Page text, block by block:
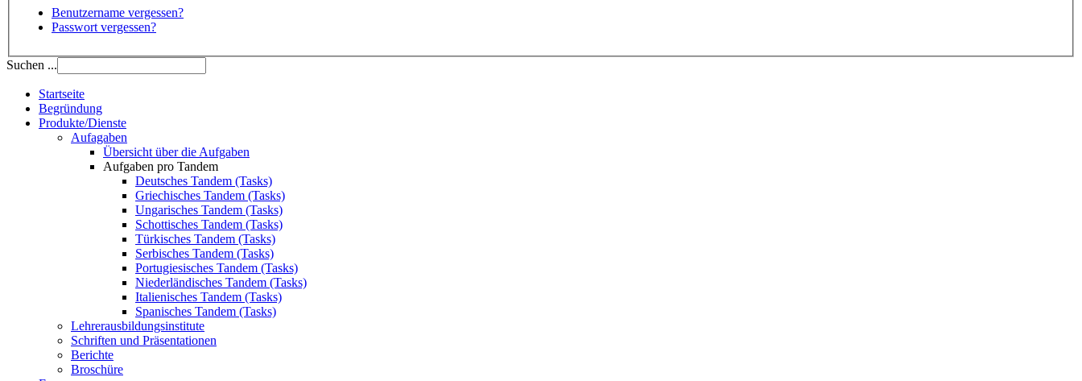
Benutzername vergessen?
Passwort vergessen?
Suchen ...
Startseite
Begründung
Produkte/Dienste
Aufagaben
Übersicht über die Aufgaben
Aufgaben pro Tandem
Deutsches Tandem (Tasks)
Griechisches Tandem (Tasks)
Ungarisches Tandem (Tasks)
Schottisches Tandem (Tasks)
Türkisches Tandem (Tasks)
Serbisches Tandem (Tasks)
Portugiesisches Tandem (Tasks)
Niederländisches Tandem (Tasks)
Italienisches Tandem (Tasks)
Spanisches Tandem (Tasks)
Lehrerausbildungsinstitute
Schriften und Präsentationen
Berichte
Broschüre